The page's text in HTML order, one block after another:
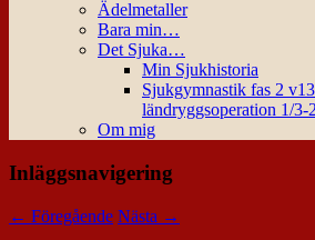
Ädelmetaller
Bara min…
Det Sjuka…
Min Sjukhistoria
Sjukgymnastik fas 2
ländryggsoperation 1/3-
Om mig
Inläggsnavigering
← Föregående Nästa →